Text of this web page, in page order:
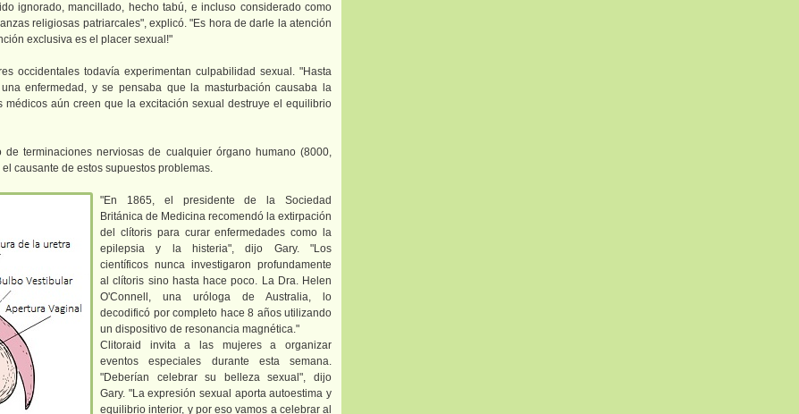
ignorado, mancillado, hecho tabú, e incluso considerado como
religiosas patriarcales", explicó. "Es hora de darle la atención
exclusiva es el placer sexual!"
occidentales todavía experimentan culpabilidad sexual. "Hasta
enfermedad, y se pensaba que la masturbación causaba la
médicos aún creen que la excitación sexual destruye el equilibrio
terminaciones nerviosas de cualquier órgano humano (8000,
causante de estos supuestos problemas.
"En 1865, el presidente de la Sociedad
Británica de Medicina recomendó la extirpación
del clítoris para curar enfermedades como la
epilepsia y la histeria", dijo Gary. "Los
científicos nunca investigaron profundamente
al clítoris sino hasta hace poco. La Dra. Helen
O'Connell, una uróloga de Australia, lo
decodificó por completo hace 8 años utilizando
un dispositivo de resonancia magnética."
Clitoraid invita a las mujeres a organizar
eventos especiales durante esta semana.
"Deberían celebrar su belleza sexual", dijo
Gary. "La expresión sexual aporta autoestima y
equilibrio interior, y por eso vamos a celebrar al